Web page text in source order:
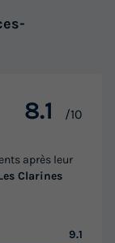
8.1 /10
après leur
Clarines
9.1